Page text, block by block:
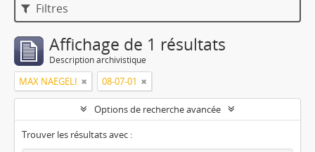
Filtres
Affichage de 1 résultats
Description archivistique
MAX NAEGELI 08-07-01
Options de recherche avancée
Trouver les résultats avec :